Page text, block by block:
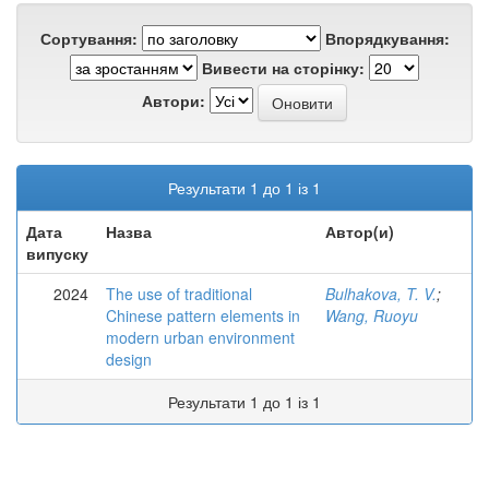
Сортування:
Впорядкування:
Вивести на сторінку:
Автори:
Результати 1 до 1 із 1
Дата
випуску
Назва Автор(и)
2024
The use of traditional
Chinese pattern elements in
modern urban environment
design
Bulhakova, T. V.;
Wang, Ruoyu
Результати 1 до 1 із 1